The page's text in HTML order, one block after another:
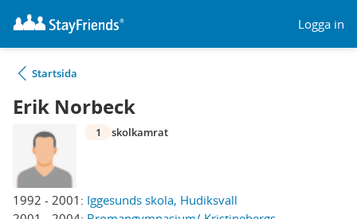
Logga in
Startsida
Erik Norbeck
1992 - 2001: Iggesunds skola, Hudiksvall
1 skolkamrat